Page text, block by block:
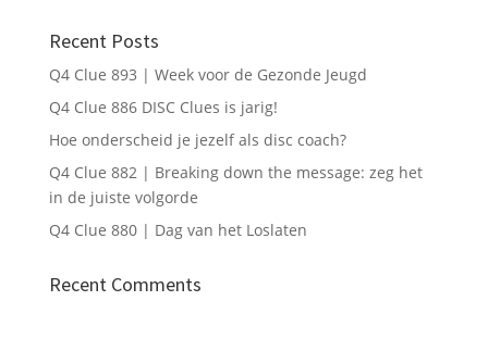
Recent Posts
Q4 Clue 893 | Week voor de Gezonde Jeugd
Q4 Clue 886 DISC Clues is jarig!
Hoe onderscheid je jezelf als disc coach?
Q4 Clue 882 | Breaking down the message: zeg het
in de juiste volgorde
Q4 Clue 880 | Dag van het Loslaten
Recent Comments